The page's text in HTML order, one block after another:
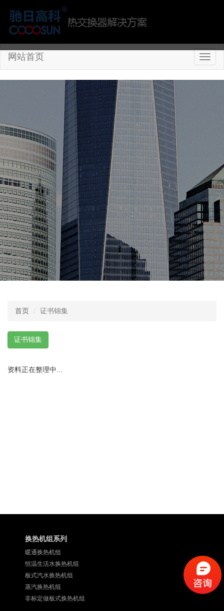
切
换
网站首页
首页 证书锦集
证书锦集
资料正在整理中...
换热机组系列
暖通换热机组
恒温生活水换热机组
板式汽水换热机组
蒸汽换热机组
非标定做板式换热机组